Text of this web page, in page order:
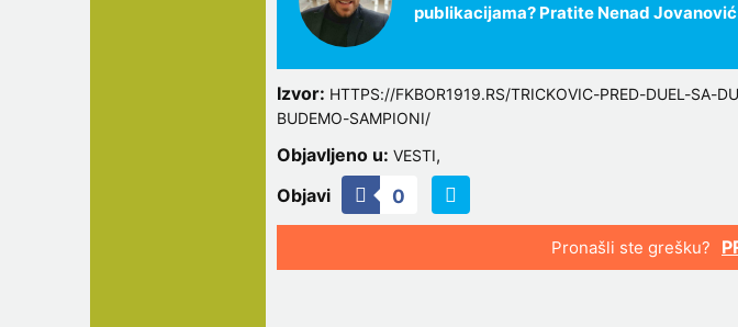
publikacijama? Pratite Nenad Jovanović
Izvor: HTTPS://FKBOR1919.RS/TRICKOVIC-PRED-DUEL-SA-
BUDEMO-SAMPIONI/
Objavljeno u: VESTI,
Objavi 0
Pronašli ste grešku?